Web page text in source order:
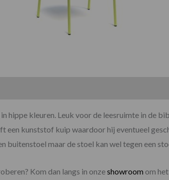
hippe kleuren. Leuk voor de leesruimte in de
een kunststof kuip waardoor hij eventueel
buitenstoel maar de stoel kan wel tegen een
Kom dan langs in onzeshowroom om